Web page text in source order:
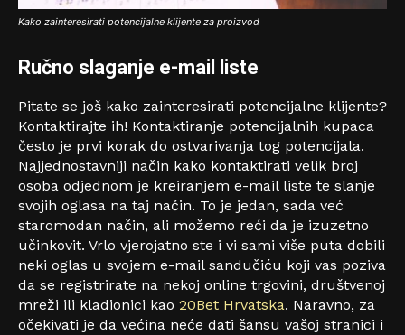
Kako zainteresirati potencijalne klijente za proizvod
Ručno slaganje e-mail liste
Pitate se još kako zainteresirati potencijalne klijente?
Kontaktirajte ih! Kontaktiranje potencijalnih kupaca
često je prvi korak do ostvarivanja tog potencijala.
Najjednostavniji način kako kontaktirati velik broj
osoba odjednom je kreiranjem e-mail liste te slanje
svojih oglasa na taj način. To je jedan, sada već
staromodan način, ali možemo reći da je izuzetno
učinkovit. Vrlo vjerojatno ste i vi sami više puta dobili
neki oglas u svojem e-mail sandučiću koji vas poziva
da se registrirate na nekoj online trgovini, društvenoj
mreži ili kladionici kao 20Bet Hrvatska. Naravno, za
očekivati je da većina neće dati šansu vašoj stranici i